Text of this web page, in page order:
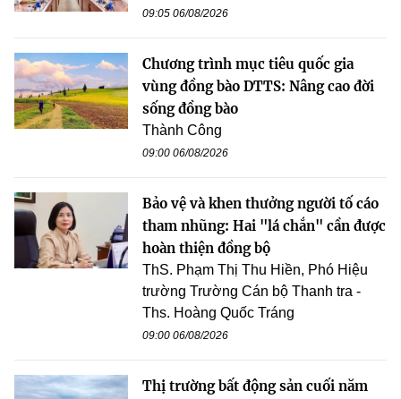
09:05 06/08/2026
Chương trình mục tiêu quốc gia
vùng đồng bào DTTS: Nâng cao đời
sống đồng bào
Thành Công
09:00 06/08/2026
Bảo vệ và khen thưởng người tố cáo
tham nhũng: Hai "lá chắn" cần được
hoàn thiện đồng bộ
ThS. Phạm Thị Thu Hiền, Phó Hiệu
trường Trường Cán bộ Thanh tra -
Ths. Hoàng Quốc Tráng
09:00 06/08/2026
Thị trường bất động sản cuối năm